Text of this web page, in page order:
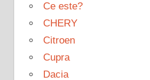
Ce este?
CHERY
Citroen
Cupra
Dacia